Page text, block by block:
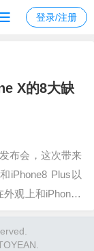
登录/注册
X的8大缺
布会，这次带来
iPhone8 Plus以
外观上和iPhone7
iPhone十周年的